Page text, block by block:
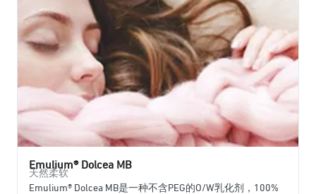
Emulium® Dolcea MB
天然柔软
Emulium® Dolcea MB是一种不含PEG的O/W乳化剂，100%